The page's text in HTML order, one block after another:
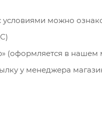
можно
(оформляется в нашем
у менеджера